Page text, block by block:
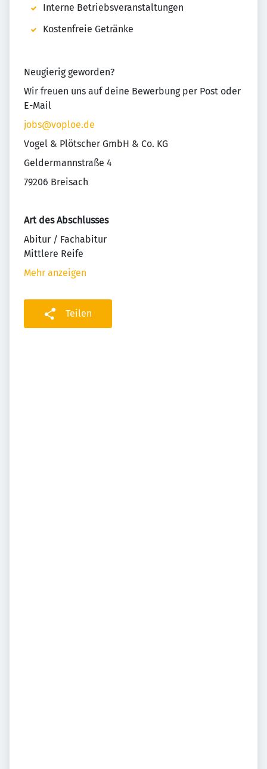
Interne Betriebsveranstaltungen
Kostenfreie Getränke
Neugierig geworden?
Wir freuen uns auf deine Bewerbung per Post oder
E-Mail
jobs@voploe.de
Vogel & Plötscher GmbH & Co. KG
Geldermannstraße 4
79206 Breisach
Art des Abschlusses
Abitur / Fachabitur
Mittlere Reife
Mehr anzeigen
Teilen